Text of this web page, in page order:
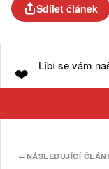
Sdílet článek
❤️ Líbí se vám
←NÁSLEDUJÍCÍ